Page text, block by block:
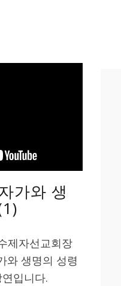
가와 생
제자선교회장
와 생명의 성령
입니다.